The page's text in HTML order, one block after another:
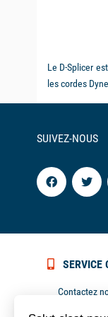
Le D-Splicer
les cordes
SUIVEZ-NOUS
SERVICE
Contactez